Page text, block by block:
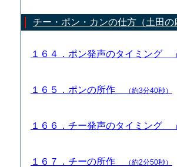
チー・ポン・カンの仕方（土田の
１６４．ポン発声のタイミング
１６５．ポンの所作 （約3分40秒）
１６６．チー発声のタイミング
１６７．チーの所作 （約2分50秒）